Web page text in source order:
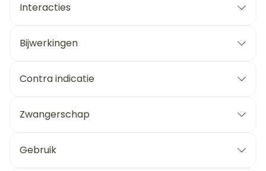
Interacties
Bijwerkingen
Contra indicatie
Zwangerschap
Gebruik